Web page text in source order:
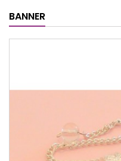
BANNER